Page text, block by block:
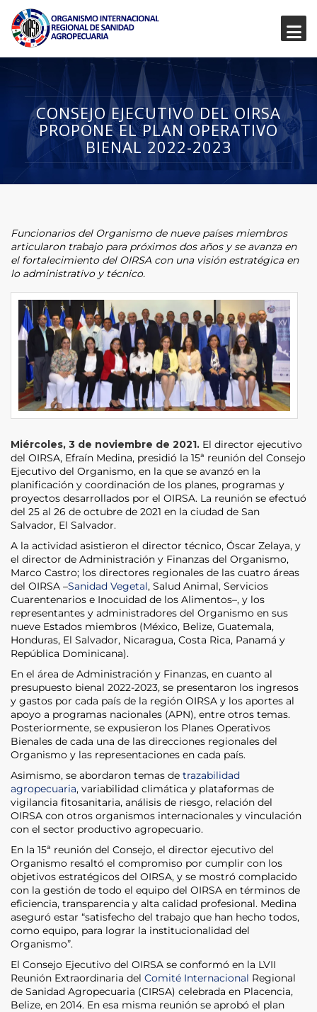
CONSEJO EJECUTIVO DEL OIRSA
PROPONE EL PLAN OPERATIVO
BIENAL 2022-2023
Funcionarios del Organismo de nueve países miembros
articularon trabajo para próximos dos años y se avanza en
el fortalecimiento del OIRSA con una visión estratégica en
lo administrativo y técnico.
Miércoles, 3 de noviembre de 2021. El director ejecutivo
del OIRSA, Efraín Medina, presidió la 15ª reunión del Consejo
Ejecutivo del Organismo, en la que se avanzó en la
planificación y coordinación de los planes, programas y
proyectos desarrollados por el OIRSA. La reunión se efectuó
del 25 al 26 de octubre de 2021 en la ciudad de San
Salvador, El Salvador.
A la actividad asistieron el director técnico, Óscar Zelaya, y
el director de Administración y Finanzas del Organismo,
Marco Castro; los directores regionales de las cuatro áreas
del OIRSA –Sanidad Vegetal, Salud Animal, Servicios
Cuarentenarios e Inocuidad de los Alimentos–, y los
representantes y administradores del Organismo en sus
nueve Estados miembros (México, Belize, Guatemala,
Honduras, El Salvador, Nicaragua, Costa Rica, Panamá y
República Dominicana).
En el área de Administración y Finanzas, en cuanto al
presupuesto bienal 2022-2023, se presentaron los ingresos
y gastos por cada país de la región OIRSA y los aportes al
apoyo a programas nacionales (APN), entre otros temas.
Posteriormente, se expusieron los Planes Operativos
Bienales de cada una de las direcciones regionales del
Organismo y las representaciones en cada país.
Asimismo, se abordaron temas de trazabilidad
agropecuaria, variabilidad climática y plataformas de
vigilancia fitosanitaria, análisis de riesgo, relación del
OIRSA con otros organismos internacionales y vinculación
con el sector productivo agropecuario.
En la 15ª reunión del Consejo, el director ejecutivo del
Organismo resaltó el compromiso por cumplir con los
objetivos estratégicos del OIRSA, y se mostró complacido
con la gestión de todo el equipo del OIRSA en términos de
eficiencia, transparencia y alta calidad profesional. Medina
aseguró estar “satisfecho del trabajo que han hecho todos,
como equipo, para lograr la institucionalidad del
Organismo”.
El Consejo Ejecutivo del OIRSA se conformó en la LVII
Reunión Extraordinaria del Comité Internacional Regional
de Sanidad Agropecuaria (CIRSA) celebrada en Placencia,
Belize, en 2014. En esa misma reunión se aprobó el plan